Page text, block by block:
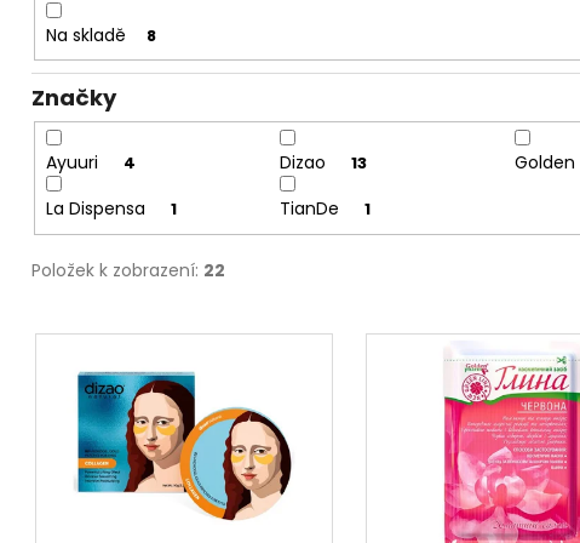
u
k
t
ů
Na skladě 8
Značky
Ayuuri 4 Dizao 13
La Dispensa
1 TianDe 1
Položek k zobrazení: 22
V